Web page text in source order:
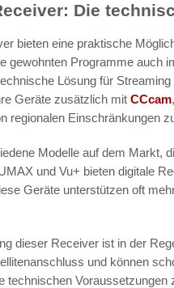
Die
bieten eine praktische
gewohnten Programme auch
Lösung für
Geräte zusätzlich mit CCcam
regionalen Einschränkungen
Modelle auf dem Markt,
und Vu+ bieten digitale
Geräte unterstützen oft
dieser Receiver ist in der
und können
technischen